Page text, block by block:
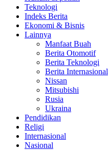
Teknologi
Indeks Berita
Ekonomi & Bisnis
Lainnya
Manfaat Buah
Berita Otomotif
Berita Teknologi
Berita Internasional
Nissan
Mitsubishi
Rusia
Ukraina
Pendidikan
Religi
Internasional
Nasional